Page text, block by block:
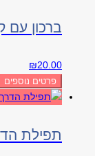
ברכון
₪20.00
פרטים נוספים
תפילת